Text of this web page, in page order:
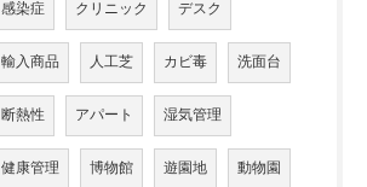
感染症 クリニック デスク
輸入商品 人工芝 カビ毒 洗面台
断熱性 アパート 湿気管理
健康管理 博物館 遊園地 動物園